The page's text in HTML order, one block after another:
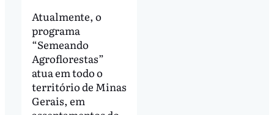
Atualmente, o
programa
“Semeando
Agroflorestas”
atua em todo o
território de Minas
Gerais, em